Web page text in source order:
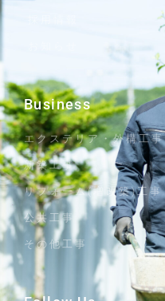
Business
エクステリア・外構工事
新築工事
リフォーム(増改築)工事
公共工事
その他工事